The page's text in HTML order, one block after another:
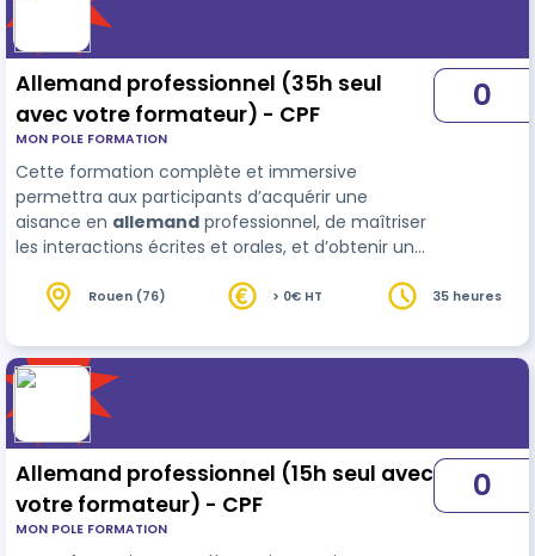
Allemand professionnel (35h seul
avec votre formateur) - CPF
MON POLE FORMATION
Cette formation complète et immersive
permettra aux participants d’acquérir une
aisance en allemand professionnel, de maîtriser
les interactions écrites et orales, et d’obtenir une
compétences linguistiques.
0
Rouen (76) > 0€ HT 35 heures
Allemand professionnel (15h seul avec
votre formateur) - CPF
MON POLE FORMATION
0